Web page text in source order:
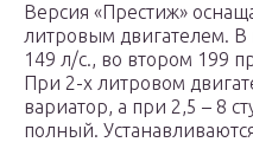
Версия «Престиж»
литровым двигателем.
149 л/с., во втором 199
При 2-х литровом
вариатор, а при 2,5 – 8
полный.